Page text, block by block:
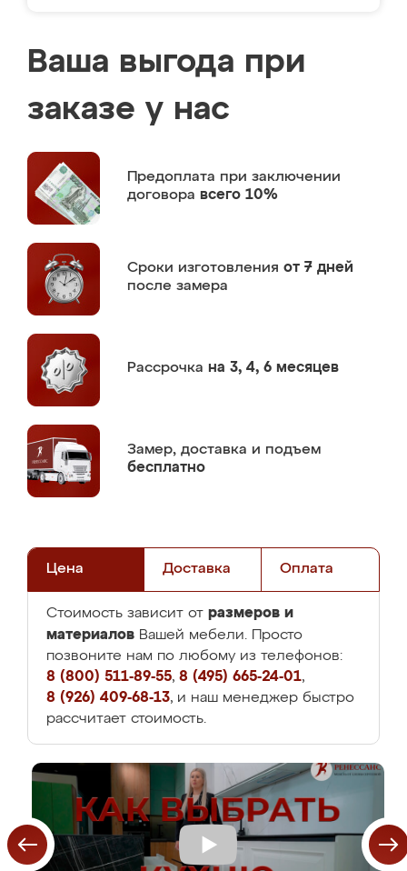
Ваша выгода при
заказе у нас
Предоплата при заключении
договора всего 10%
Сроки изготовления от 7 дней
после замера
Рассрочка на 3, 4, 6 месяцев
Замер, доставка и подъем
бесплатно
Цена Доставка Оплата
Стоимость зависит от размеров и
материалов Вашей мебели. Просто
позвоните нам по любому из телефонов:
8 (800) 511-89-55, 8 (495) 665-24-01,
8 (926) 409-68-13, и наш менеджер быстро
рассчитает стоимость.